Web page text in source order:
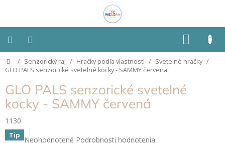
KOŠÍK
Montessori
Detská
izba
Senzorické
pomôcky
Domov
/ Senzorický raj / Hračky podľa vlastností / Svetelné hračky /
GLO PALS senzorické svetelné kocky - SAMMY červená
GLO PALS senzorické svetelné
kocky - SAMMY červená
1130
Tip Priemerné
Neohodnotené Podrobnosti hodnotenia